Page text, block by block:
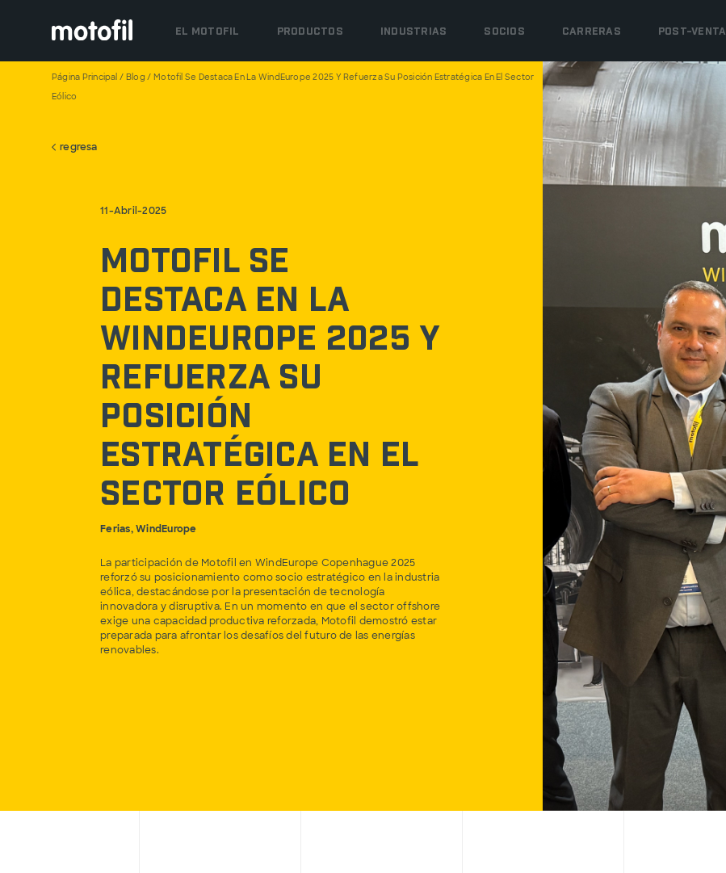
EL MOTOFIL PRODUCTOS INDUSTRIAS SOCIOS CARRERAS POST-VENTA
Página Principal / Blog / Motofil Se Destaca En La WindEurope 2025 Y Refuerza Su Posición Estratégica En El Sector
Eólico
regresa
11-Abril-2025
Motofil se
destaca en la
WindEurope 2025 y
refuerza su
posición
estratégica en el
sector eólico
Ferias, WindEurope
La participación de Motofil en WindEurope Copenhague 2025
reforzó su posicionamiento como socio estratégico en la industria
eólica, destacándose por la presentación de tecnología
innovadora y disruptiva. En un momento en que el sector offshore
exige una capacidad productiva reforzada, Motofil demostró estar
preparada para afrontar los desafíos del futuro de las energías
renovables.